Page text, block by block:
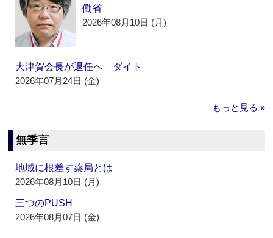
働省
2026年08月10日 (月)
大津賀会長が退任へ ダイト
2026年07月24日 (金)
もっと見る »
無季言
地域に根差す薬局とは
2026年08月10日 (月)
三つのPUSH
2026年08月07日 (金)